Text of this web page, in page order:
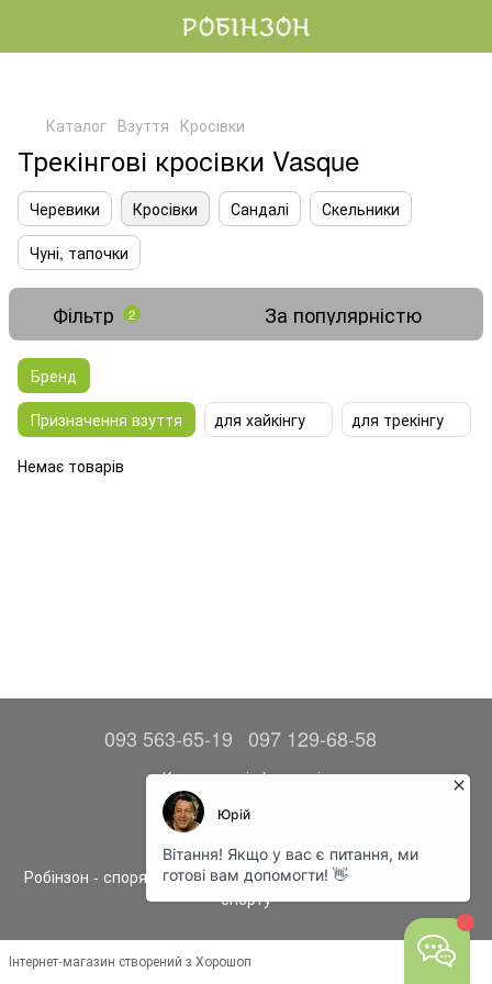
Каталог Взуття Кросівки
Трекінгові кросівки Vasque
Черевики Кросівки Сандалі
Скельники
Чуні, тапочки
Фільтр 2 За популярністю
Бренд
Призначення взуття
для хайкінгу для трекінгу
Немає товарів
093 563-65-19 097 129-68-58
Контактна інформація
Повна версія сайту
© 2014—2026
Робінзон - спорядження, одяг та аксесуари для туризму та
спорту
Інтернет-магазин створений з Хорошоп